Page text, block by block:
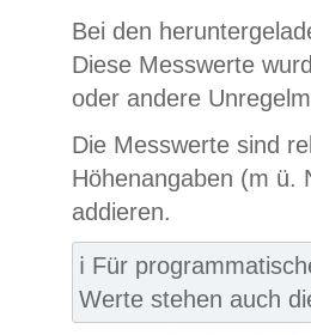
Bei den
Diese Messwerte
oder andere
Die Messwerte sind
Höhenangaben (m ü.
addieren.
ℹ️ Für
Werte stehen auch